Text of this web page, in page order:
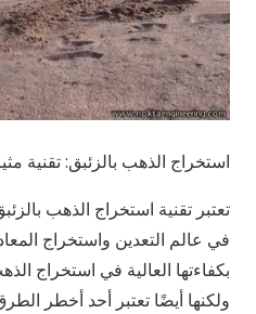
استخراج الذهب بالزئبق: تقنية
تعتبر تقنية استخراج الذهب
في عالم التعدين واستخراج
بكفاءتها العالية في استخراج
ولكنها أيضًا تعتبر أحد أخطر